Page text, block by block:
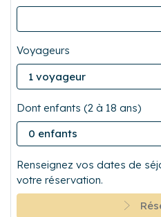
Voyageurs
Dont enfants (2 à 18 ans)
Renseignez vos dates de
votre réservation.